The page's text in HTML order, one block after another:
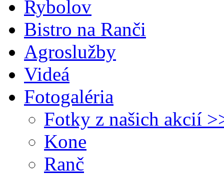
Rybolov
Bistro na Ranči
Agroslužby
Videá
Fotogaléria
Fotky z našich akcií
Kone
Ranč